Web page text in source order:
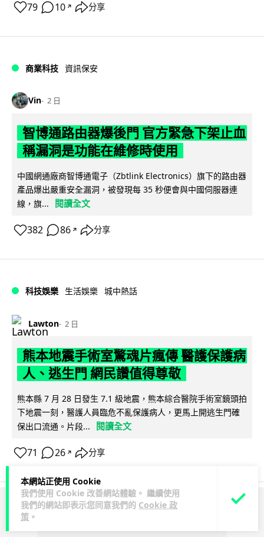
本網站正使用 Cookie
我們使用 Cookie 改善網站體驗。 繼續使用
我們的網站即表示您同意我們的 Cookie 政
策 。
79 10 ↗ 分享
商業科技 資訊保安
Vin 2 日
智博通路由器爆後門 官方緊急下架止血
稱漏洞是功能在維修時使用
中國網通廠商智博通電子（Zbtlink Electronics）旗下的路由器
產品爆出嚴重安全漏洞，被發現每 35 秒便會與中國伺服器連
線，旗...
閱讀全文
382 86 ↗ 分享
科技娛樂 生活娛樂 城中熱話
Lawton 2 日
熊本地震手術室驚魂片瘋傳 醫護保護病
人、逃生門 網民讚值得尊敬
熊本縣 7 月 28 日發生 7.1 級地震，熊本綜合醫院手術室鏡頭拍
下地震一刻，醫護人員臨危不亂保護病人，更馬上開逃生門確
保出口流通。片段...
閱讀全文
71 26 ↗ 分享
ADVERTISEMENT